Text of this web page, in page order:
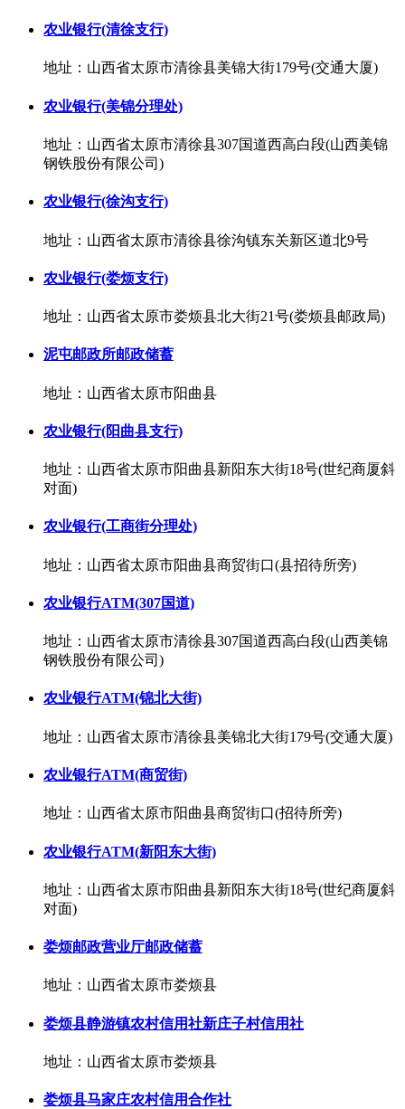
农业银行(清徐支行)
地址：山西省太原市清徐县美锦大街179号(交通大厦)
农业银行(美锦分理处)
地址：山西省太原市清徐县307国道西高白段(山西美锦
钢铁股份有限公司)
农业银行(徐沟支行)
地址：山西省太原市清徐县徐沟镇东关新区道北9号
农业银行(娄烦支行)
地址：山西省太原市娄烦县北大街21号(娄烦县邮政局)
泥屯邮政所邮政储蓄
地址：山西省太原市阳曲县
农业银行(阳曲县支行)
地址：山西省太原市阳曲县新阳东大街18号(世纪商厦斜
对面)
农业银行(工商街分理处)
地址：山西省太原市阳曲县商贸街口(县招待所旁)
农业银行ATM(307国道)
地址：山西省太原市清徐县307国道西高白段(山西美锦
钢铁股份有限公司)
农业银行ATM(锦北大街)
地址：山西省太原市清徐县美锦北大街179号(交通大厦)
农业银行ATM(商贸街)
地址：山西省太原市阳曲县商贸街口(招待所旁)
农业银行ATM(新阳东大街)
地址：山西省太原市阳曲县新阳东大街18号(世纪商厦斜
对面)
娄烦邮政营业厅邮政储蓄
地址：山西省太原市娄烦县
娄烦县静游镇农村信用社新庄子村信用社
地址：山西省太原市娄烦县
娄烦县马家庄农村信用合作社